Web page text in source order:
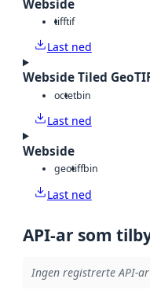
Webside
tifftif
Last ned
Webside Tiled
octetbin
Last ned
Webside
geotiffbin
Last ned
API-ar som
Ingen registrerte API-